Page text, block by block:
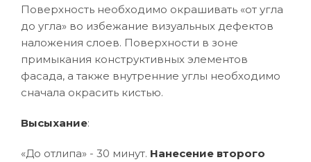
Поверхность необходимо окрашивать «от угла
до угла» во избежание визуальных дефектов
наложения слоев. Поверхности в зоне
примыкания конструктивных элементов
фасада, а также внутренние углы необходимо
сначала окрасить кистью.
Высыхание:
«До отлипа» - 30 минут. Нанесение второго